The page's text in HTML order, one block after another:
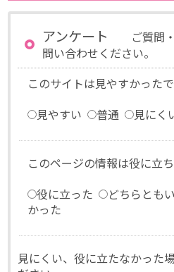
アンケート ご質問
問い合わせください。
このサイトは見やすかった
見やすい
普通 見にく
このページの情報は役に立
役に立った
どちらとも
かった
見にくい、役に立たなかった